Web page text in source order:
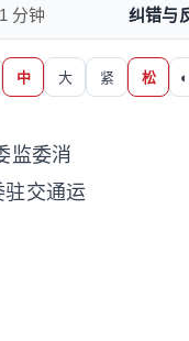
分钟 纠错与
中 大 紧 松 ◐
监委消
驻交通运